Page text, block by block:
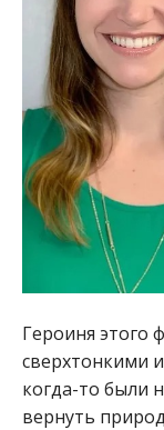
Героиня этого
сверхтонкими
когда-то были
вернуть